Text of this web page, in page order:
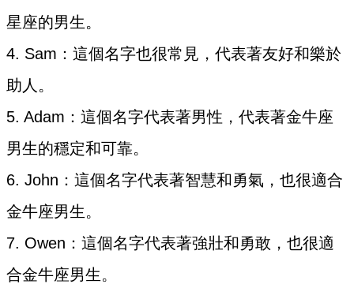
星座的男生。
4. Sam：這個名字也很常見，代表著友好和樂於
助人。
5. Adam：這個名字代表著男性，代表著金牛座
男生的穩定和可靠。
6. John：這個名字代表著智慧和勇氣，也很適合
金牛座男生。
7. Owen：這個名字代表著強壯和勇敢，也很適
合金牛座男生。